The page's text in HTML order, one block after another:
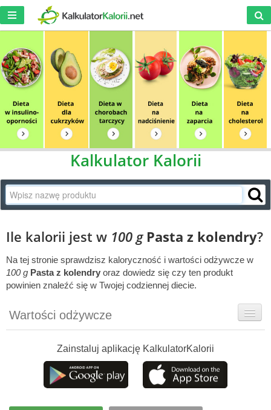
Kalkulator Kalorii
Ile kalorii jest w 100 g Pasta z kolendry?
Na tej stronie sprawdzisz kaloryczność i wartości odżywcze w
100 g Pasta z kolendry oraz dowiedz się czy ten produkt
powinien znaleźć się w Twojej codziennej diecie.
Wartości odżywcze
Ciekawostki
Ile możesz zjeść?
Zainstaluj aplikację KalkulatorKalorii